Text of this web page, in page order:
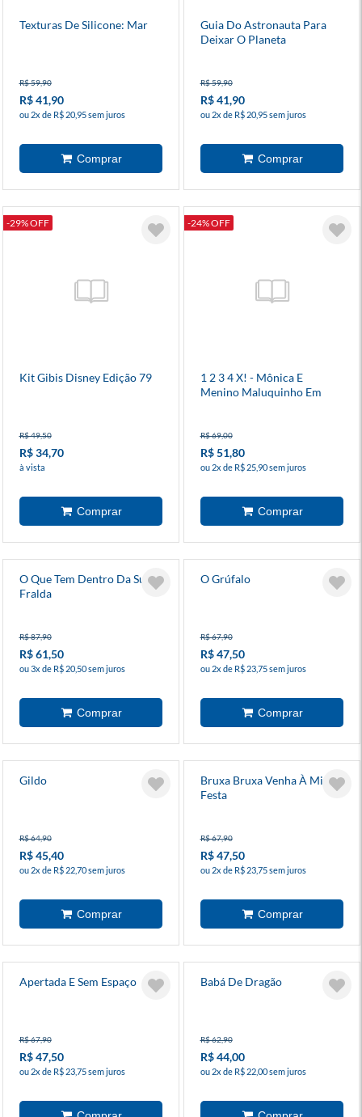
Texturas De Silicone: Mar
R$ 59,90
R$ 41,90
ou 2x de R$ 20,95 sem juros
Guia Do Astronauta Para
Deixar O Planeta
R$ 59,90
R$ 41,90
ou 2x de R$ 20,95 sem juros
-29% OFF
Kit Gibis Disney Edição 79
R$ 49,50
R$ 34,70
à vista
-24% OFF
1 2 3 4 X! - Mônica E
Menino Maluquinho Em
R$ 69,00
R$ 51,80
ou 2x de R$ 25,90 sem juros
O Que Tem Dentro Da Sua
Fralda
R$ 87,90
R$ 61,50
ou 3x de R$ 20,50 sem juros
O Grúfalo
R$ 67,90
R$ 47,50
ou 2x de R$ 23,75 sem juros
Gildo
R$ 64,90
R$ 45,40
ou 2x de R$ 22,70 sem juros
Bruxa Bruxa Venha À Minha
Festa
R$ 67,90
R$ 47,50
ou 2x de R$ 23,75 sem juros
Apertada E Sem Espaço
R$ 67,90
R$ 47,50
ou 2x de R$ 23,75 sem juros
Babá De Dragão
R$ 62,90
R$ 44,00
ou 2x de R$ 22,00 sem juros